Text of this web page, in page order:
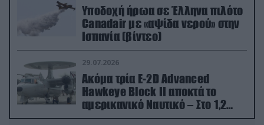
Υποδοχή ήρωα σε Έλληνα πιλότο
Canadair με «αψίδα νερού» στην
Ισπανία (βίντεο)
29.07.2026
Ακόμα τρία E-2D Advanced
Hawkeye Block II αποκτά το
αμερικανικό Ναυτικό – Στο 1,2
δισ.δολάρια το κόστος